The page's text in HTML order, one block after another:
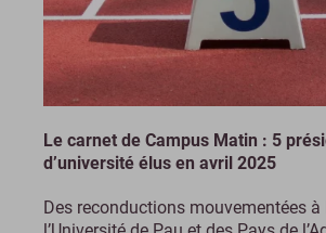
Le carnet de Campus Matin : 5
d’université élus en avril 2025
Des reconductions mouvementées à